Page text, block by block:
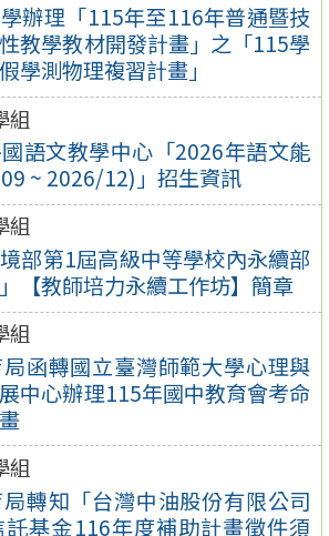
辦理「115年至116年普通暨技
教學教材開發計畫」之「115學
學測物理複習計畫」
組
語文教學中心「2026年語文能
~ 2026/12)」招生資訊
組
部第1屆高級中等學校內永續部
【教師培力永續工作坊】簡章
組
函轉國立臺灣師範大學心理與
中心辦理115年國中教育會考命
組
轉知「台灣中油股份有限公司
基金116年度補助計畫徵件須